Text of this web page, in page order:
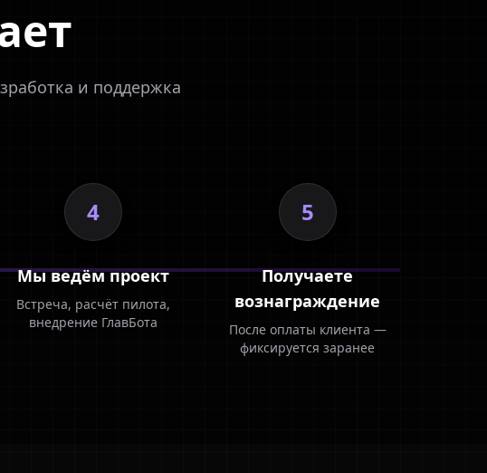
и поддержка
4
Мы ведём проект
Встреча, расчёт пилота,
внедрение ГлавБота
5
Получаете
вознаграждение
После оплаты клиента —
фиксируется заранее